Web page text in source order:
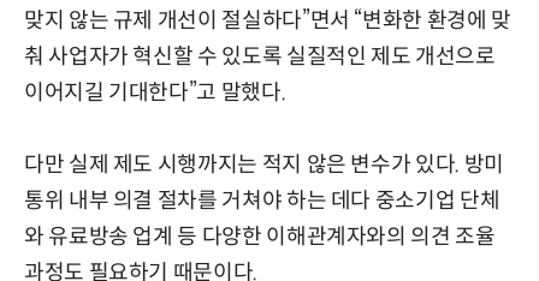
맞지 않는 규제 개선이 절실하다”면서 “변화한 환경에 맞
춰 사업자가 혁신할 수 있도록 실질적인 제도 개선으로
이어지길 기대한다”고 말했다.
다만 실제 제도 시행까지는 적지 않은 변수가 있다. 방미
통위 내부 의결 절차를 거쳐야 하는 데다 중소기업 단체
와 유료방송 업계 등 다양한 이해관계자와의 의견 조율
과정도 필요하기 때문이다.